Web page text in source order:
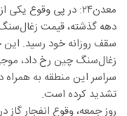
معدن۲۴: در پی وقوع
سقف روزانه خود رسید.
زغال‌سنگ چین رخ داد،
سراسر این منطقه به همراه
تشدید کرده است.
روز جمعه، وقوع انفجار